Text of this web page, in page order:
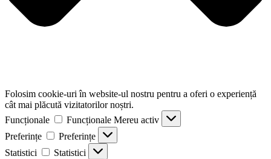
Folosim cookie-uri în website-ul nostru pentru a oferi o experiență
cât mai plăcută vizitatorilor noștri.
Funcționale
Funcționale Mereu activ
Preferințe
Preferințe
Statistici
Statistici